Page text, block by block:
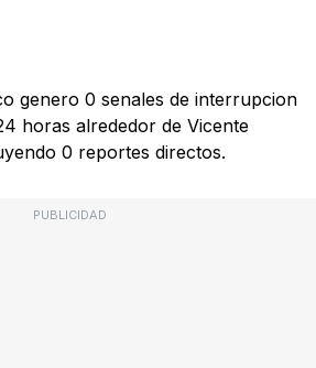
genero 0 senales de interrupcion
horas alrededor de Vicente
0 reportes directos.
PUBLICIDAD